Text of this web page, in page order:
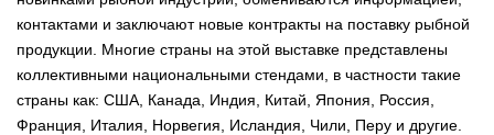
контактами и заключают новые контракты на поставку рыбной
продукции. Многие страны на этой выставке представлены
коллективными национальными стендами, в частности такие
страны как: США, Канада, Индия, Китай, Япония, Россия,
Франция, Италия, Норвегия, Исландия, Чили, Перу и другие.